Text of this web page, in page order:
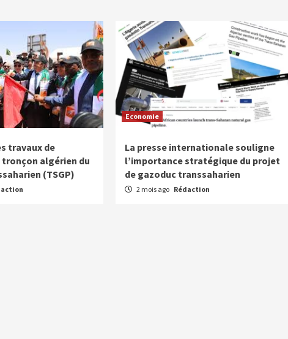
travaux de
algérien du
(TSGP)
Economie
La presse internationale souligne
l’importance stratégique du projet
de gazoduc transsaharien
2 mois ago Rédaction